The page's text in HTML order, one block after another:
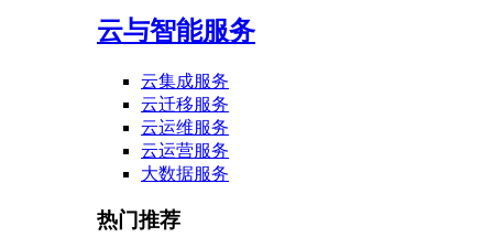
云与智能服务
云集成服务
云迁移服务
云运维服务
云运营服务
大数据服务
热门推荐